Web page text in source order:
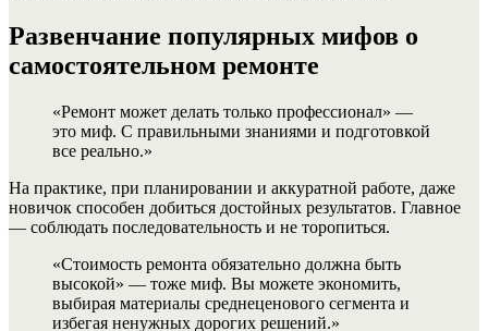
Развенчание популярных мифов о
самостоятельном ремонте
«Ремонт может делать только профессионал» —
это миф. С правильными знаниями и подготовкой
все реально.»
На практике, при планировании и аккуратной работе, даже
новичок способен добиться достойных результатов. Главное
— соблюдать последовательность и не торопиться.
«Стоимость ремонта обязательно должна быть
высокой» — тоже миф. Вы можете экономить,
выбирая материалы среднеценового сегмента и
избегая ненужных дорогих решений.»